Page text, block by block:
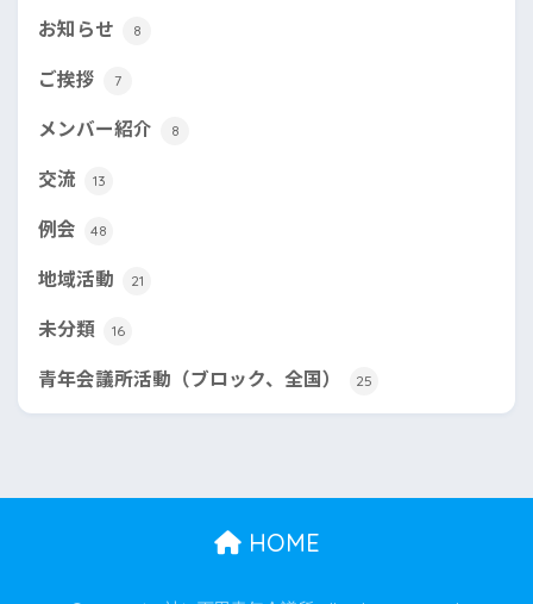
お知らせ 8
ご挨拶 7
メンバー紹介 8
交流 13
例会 48
地域活動 21
未分類 16
青年会議所活動（ブロック、全国） 25
HOME